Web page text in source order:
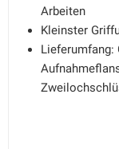
Arbeiten
Kleinster
Lieferumfang: